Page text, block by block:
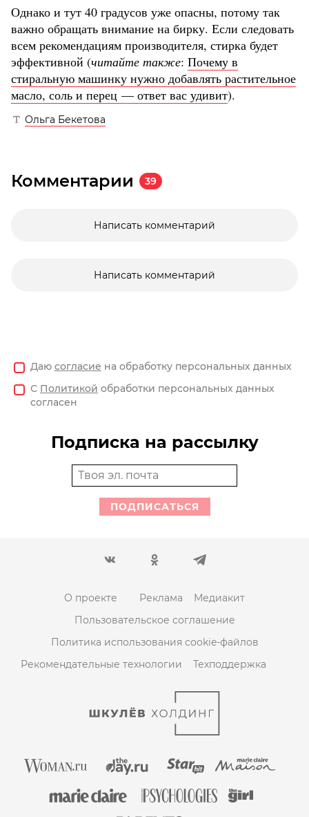
Однако и тут 40 градусов уже опасны, потому так
важно обращать внимание на бирку. Если следовать
всем рекомендациям производителя, стирка будет
эффективной (читайте также: Почему в
стиральную машинку нужно добавлять растительное
масло, соль и перец — ответ вас удивит).
Ольга Бекетова
Комментарии 39
Написать комментарий
Написать комментарий
Даю согласие на обработку персональных данных
С Политикой обработки персональных данных
согласен
Подписка на рассылку
ПОДПИСАТЬСЯ
О проекте Реклама
Медиакит
Пользовательское соглашение
Политика использования cookie-файлов
Рекомендательные технологии
Техподдержка